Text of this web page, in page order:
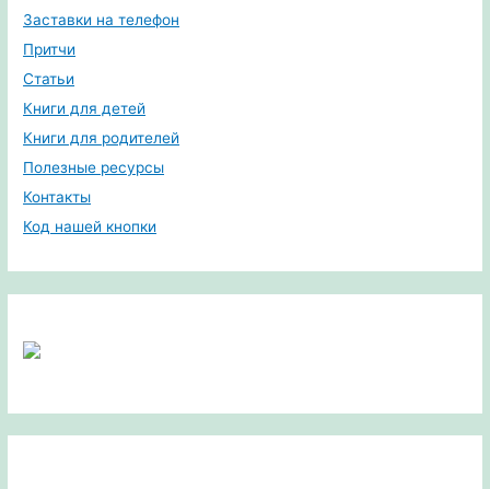
Заставки на телефон
Притчи
Статьи
Книги для детей
Книги для родителей
Полезные ресурсы
Контакты
Код нашей кнопки